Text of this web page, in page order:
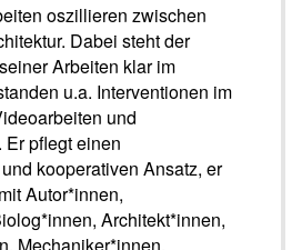
oszillieren zwischen
Dabei steht der
Arbeiten klar im
u.a. Interventionen im
und
pflegt einen
kooperativen Ansatz, er
Autor*innen,
Architekt*innen,